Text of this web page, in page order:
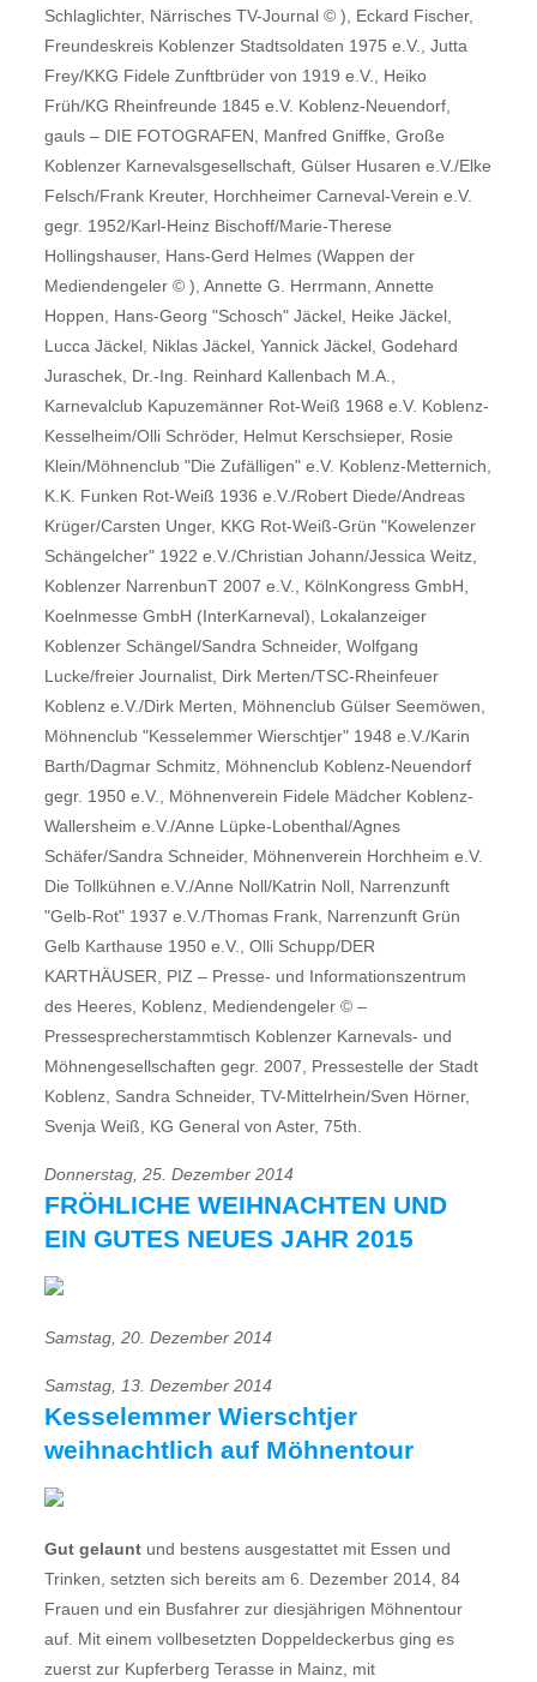
Schlaglichter, Närrisches TV-Journal © ), Eckard Fischer,
Freundeskreis Koblenzer Stadtsoldaten 1975 e.V., Jutta
Frey/KKG Fidele Zunftbrüder von 1919 e.V., Heiko
Früh/KG Rheinfreunde 1845 e.V. Koblenz-Neuendorf,
gauls – DIE FOTOGRAFEN, Manfred Gniffke, Große
Koblenzer Karnevalsgesellschaft, Gülser Husaren e.V./Elke
Felsch/Frank Kreuter, Horchheimer Carneval-Verein e.V.
gegr. 1952/Karl-Heinz Bischoff/Marie-Therese
Hollingshauser, Hans-Gerd Helmes (Wappen der
Mediendengeler © ), Annette G. Herrmann, Annette
Hoppen, Hans-Georg "Schosch" Jäckel, Heike Jäckel,
Lucca Jäckel, Niklas Jäckel, Yannick Jäckel, Godehard
Juraschek, Dr.-Ing. Reinhard Kallenbach M.A.,
Karnevalclub Kapuzemänner Rot-Weiß 1968 e.V. Koblenz-
Kesselheim/Olli Schröder, Helmut Kerschsieper, Rosie
Klein/Möhnenclub "Die Zufälligen" e.V. Koblenz-Metternich,
K.K. Funken Rot-Weiß 1936 e.V./Robert Diede/Andreas
Krüger/Carsten Unger, KKG Rot-Weiß-Grün "Kowelenzer
Schängelcher" 1922 e.V./Christian Johann/Jessica Weitz,
Koblenzer NarrenbunT 2007 e.V., KölnKongress GmbH,
Koelnmesse GmbH (InterKarneval), Lokalanzeiger
Koblenzer Schängel/Sandra Schneider, Wolfgang
Lucke/freier Journalist, Dirk Merten/TSC-Rheinfeuer
Koblenz e.V./Dirk Merten, Möhnenclub Gülser Seemöwen,
Möhnenclub "Kesselemmer Wierschtjer" 1948 e.V./Karin
Barth/Dagmar Schmitz, Möhnenclub Koblenz-Neuendorf
gegr. 1950 e.V., Möhnenverein Fidele Mädcher Koblenz-
Wallersheim e.V./Anne Lüpke-Lobenthal/Agnes
Schäfer/Sandra Schneider, Möhnenverein Horchheim e.V.
Die Tollkühnen e.V./Anne Noll/Katrin Noll, Narrenzunft
"Gelb-Rot" 1937 e.V./Thomas Frank, Narrenzunft Grün
Gelb Karthause 1950 e.V., Olli Schupp/DER
KARTHÄUSER, PIZ – Presse- und Informationszentrum
des Heeres, Koblenz, Mediendengeler © –
Pressesprecherstammtisch Koblenzer Karnevals- und
Möhnengesellschaften gegr. 2007, Pressestelle der Stadt
Koblenz, Sandra Schneider, TV-Mittelrhein/Sven Hörner,
Svenja Weiß, KG General von Aster, 75th.
Donnerstag, 25. Dezember 2014
FRÖHLICHE WEIHNACHTEN UND
EIN GUTES NEUES JAHR 2015
Samstag, 20. Dezember 2014
Samstag, 13. Dezember 2014
Kesselemmer Wierschtjer
weihnachtlich auf Möhnentour
Gut gelauntund bestens ausgestattet mit Essen und
Trinken, setzten sich bereits am 6. Dezember 2014, 84
Frauen und ein Busfahrer zur diesjährigen Möhnentour
auf. Mit einem vollbesetzten Doppeldeckerbus ging es
zuerst zur Kupferberg Terasse in Mainz, mit